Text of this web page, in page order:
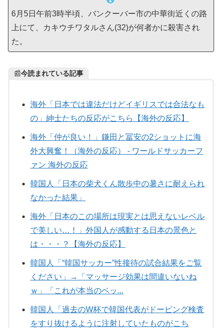
6月5日午前3時半頃、バンクーバー市の中華街近くの路
上にて、カキウチワタルさん(32)が何者かに殺害され
た。
📰今読まれている記事
海外「日本では違法だけどイギリスでは合法なも
の」紳士たちの反応がこちら【海外の反応】
海外「仲が良い！」鎌田と冨安の2ショットに海
外大興奮！（海外の反応） - ワールドサッカーフ
ァン 海外の反応
韓国人「日本の柴犬くん散歩中の暑さに耐えられ
なかった結果」
海外「日本のこの場所は現実とは思えないレベル
で美しい…！」外国人が感動する日本の景色と
は・・・？【海外の反応】
韓国人「“韓国サッカー”性接待の試合結果をご覧
ください」→「マッサージ効果は間違いないね
ｗ」「これが本当のベッ...
韓国人「過去のW杯で韓国代表がドーピング検査
をすり抜けるように注射していたものがこち